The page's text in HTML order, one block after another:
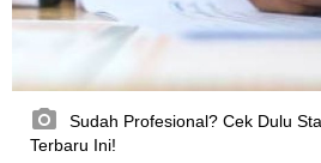
Sudah Profesional? Cek Dulu
Terbaru Ini!